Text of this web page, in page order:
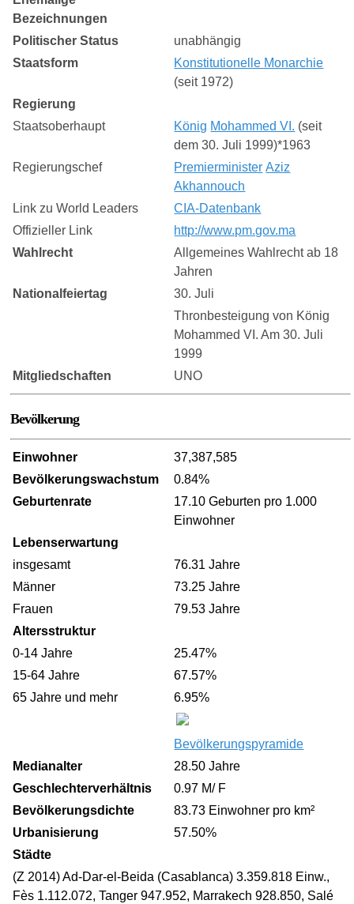
Bezeichnungen
Politischer Status
unabhängig
Staatsform
Konstitutionelle Monarchie
(seit 1972)
Regierung
Staatsoberhaupt
König Mohammed VI. (seit
dem 30. Juli 1999)*1963
Regierungschef
Premierminister Aziz
Akhannouch
Link zu World Leaders
CIA-Datenbank
Offizieller Link
http://www.pm.gov.ma
Wahlrecht
Allgemeines Wahlrecht ab 18
Jahren
Nationalfeiertag
30. Juli
Thronbesteigung von König
Mohammed VI. Am 30. Juli
1999
Mitgliedschaften
UNO
Bevölkerung
Einwohner
37,387,585
Bevölkerungswachstum
0.84%
Geburtenrate
17.10 Geburten pro 1.000
Einwohner
Lebenserwartung
insgesamt
76.31 Jahre
Männer
73.25 Jahre
Frauen
79.53 Jahre
Altersstruktur
0-14 Jahre
25.47%
15-64 Jahre
67.57%
65 Jahre und mehr
6.95%
Bevölkerungspyramide
Medianalter
28.50 Jahre
Geschlechterverhältnis
0.97 M/ F
Bevölkerungsdichte
83.73 Einwohner pro km²
Urbanisierung
57.50%
Städte
(Z 2014) Ad-Dar-el-Beida (Casablanca) 3.359.818 Einw.,
Fès 1.112.072, Tanger 947.952, Marrakech 928.850, Salé